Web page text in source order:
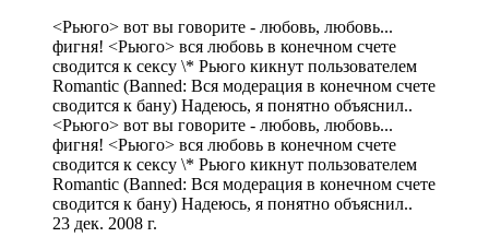
<Рьюго> вот вы говорите - любовь, любовь...
фигня! <Рьюго> вся любовь в конечном счете
сводится к сексу \* Рьюго кикнут пользователем
Romantic (Banned: Вся модерация в конечном счете
сводится к бану) Надеюсь, я понятно объяснил..
<Рьюго> вот вы говорите - любовь, любовь...
фигня! <Рьюго> вся любовь в конечном счете
сводится к сексу \* Рьюго кикнут пользователем
Romantic (Banned: Вся модерация в конечном счете
сводится к бану) Надеюсь, я понятно объяснил..
23 дек. 2008 г.